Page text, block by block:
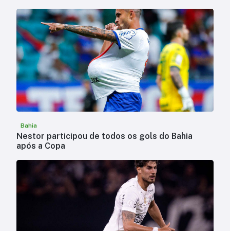
Bahia
Nestor participou de todos os gols do Bahia
após a Copa